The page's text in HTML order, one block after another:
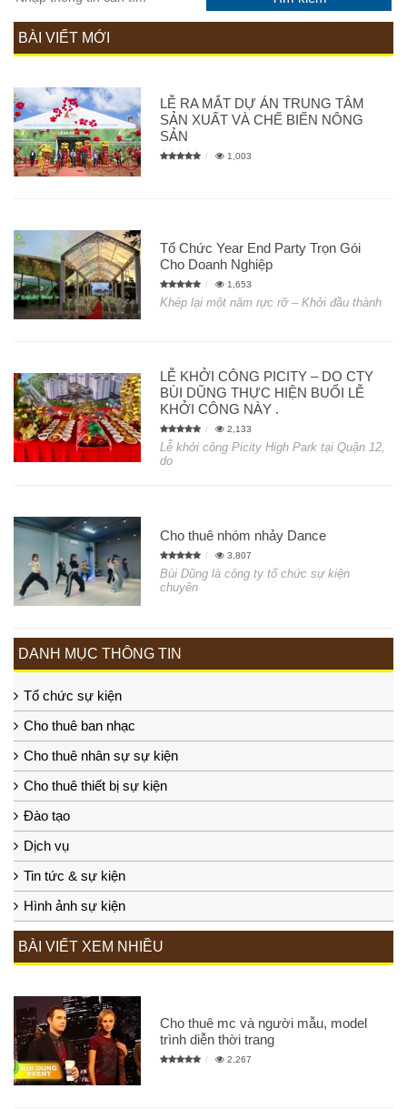
BÀI VIẾT MỚI
LỄ RA MẮT DỰ ÁN TRUNG TÂM
SẢN XUẤT VÀ CHẾ BIẾN NÔNG
SẢN
1,003
Tổ Chức Year End Party Trọn Gói
Cho Doanh Nghiệp
1,653
Khép lại một năm rực rỡ – Khởi đầu thành
LỄ KHỞI CÔNG PICITY – DO CTY
BÙI DŨNG THỰC HIỆN BUỔI LỄ
KHỞI CÔNG NÀY .
2,133
Lễ khởi công Picity High Park tại Quận 12,
do
Cho thuê nhóm nhảy Dance
3,807
Bùi Dũng là công ty tổ chức sự kiện
chuyên
DANH MỤC THÔNG TIN
Tổ chức sự kiện
Cho thuê ban nhạc
Cho thuê nhân sự sự kiện
Cho thuê thiết bị sự kiện
Đào tạo
Dịch vụ
Tin tức & sự kiện
Hình ảnh sự kiện
BÀI VIẾT XEM NHIỀU
Cho thuê mc và người mẫu, model
trình diễn thời trang
2,267